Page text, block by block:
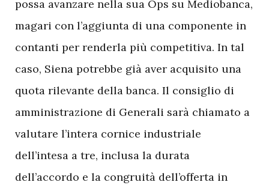
possa avanzare nella sua Ops su Mediobanca,
magari con l’aggiunta di una componente in
contanti per renderla più competitiva. In tal
caso, Siena potrebbe già aver acquisito una
quota rilevante della banca. Il consiglio di
amministrazione di Generali sarà chiamato a
valutare l’intera cornice industriale
dell’intesa a tre, inclusa la durata
dell’accordo e la congruità dell’offerta in